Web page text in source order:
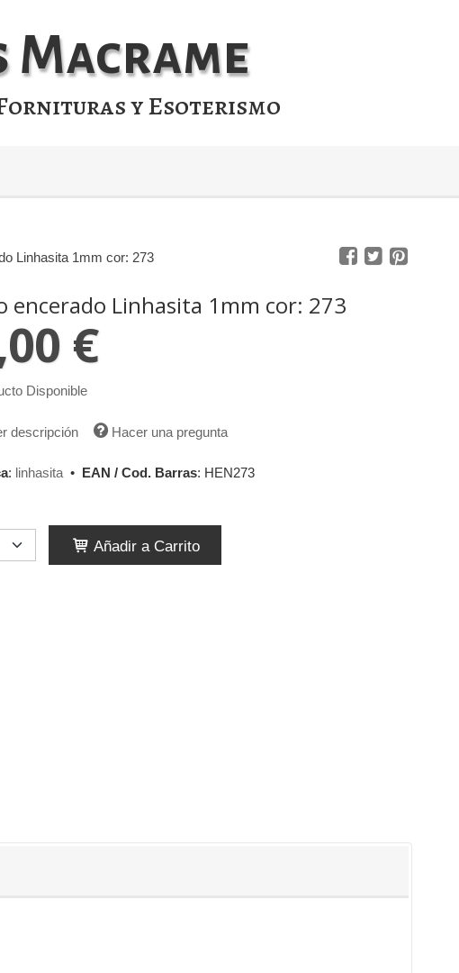
Macrame
y Esoterismo
Linhasita 1mm cor: 273
encerado Linhasita 1mm cor: 273
€
Disponible
descripción Hacer una pregunta
: linhasita• EAN / Cod. Barras: HEN273
Añadir a Carrito